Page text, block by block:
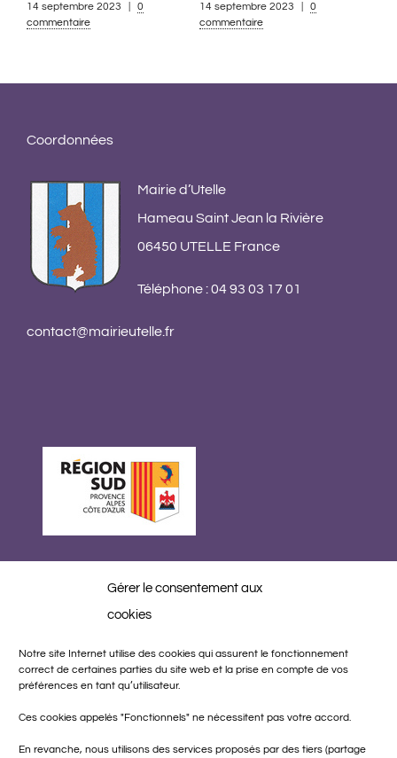
Gérer le consentement aux
cookies
Notre site Internet utilise des cookies qui assurent le fonctionnement
correct de certaines parties du site web et la prise en compte de vos
préférences en tant qu’utilisateur.
Ces cookies appelés "Fonctionnels" ne nécessitent pas votre accord.
En revanche, nous utilisons des services proposés par des tiers (partage
14 septembre 2023
0
commentaire
14 septembre 2023
0
commentaire
Coordonnées
Mairie d’Utelle
Hameau Saint Jean la Rivière
06450 UTELLE France
Téléphone : 04 93 03 17 01
contact@mairieutelle.fr